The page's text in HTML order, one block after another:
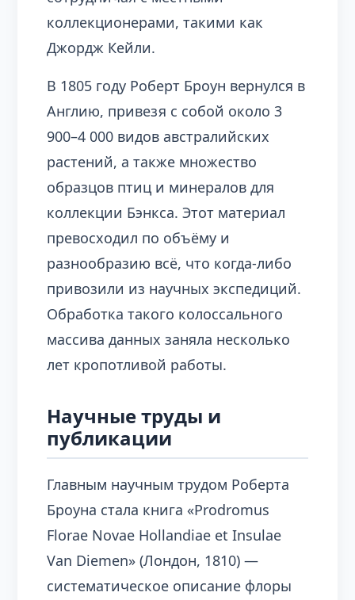
коллекционерами, такими как
Джордж Кейли.
В 1805 году Роберт Броун вернулся в
Англию, привезя с собой около 3
900–4 000 видов австралийских
растений, а также множество
образцов птиц и минералов для
коллекции Бэнкса. Этот материал
превосходил по объёму и
разнообразию всё, что когда-либо
привозили из научных экспедиций.
Обработка такого колоссального
массива данных заняла несколько
лет кропотливой работы.
Научные труды и
публикации
Главным научным трудом Роберта
Броуна стала книга «Prodromus
Florae Novae Hollandiae et Insulae
Van Diemen» (Лондон, 1810) —
систематическое описание флоры